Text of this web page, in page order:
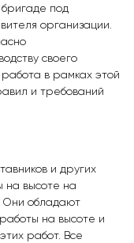
под
организации.
своего
работа в рамках этой
и требований
и других
на высоте на
Они обладают
на высоте и
работ. Все